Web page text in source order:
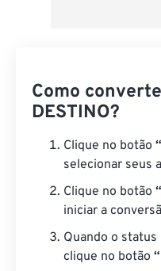
Como
DESTINO?
Clique no botão
selecionar seus
Clique no botão
iniciar a
Quando o status
clique no botão